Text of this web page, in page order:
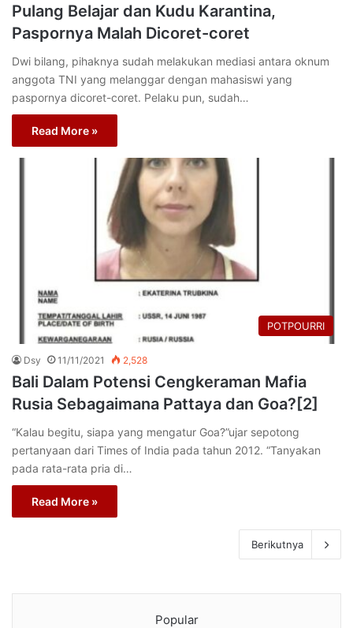
Pulang Belajar dan Kudu Karantina,
Paspornya Malah Dicoret-coret
Dwi bilang, pihaknya sudah melakukan mediasi antara oknum
anggota TNI yang melanggar dengan mahasiswi yang
paspornya dicoret-coret. Pelaku pun, sudah…
Read More »
POTPOURRI
Dsy 11/11/2021 2,528
Bali Dalam Potensi Cengkeraman Mafia
Rusia Sebagaimana Pattaya dan Goa?[2]
“Kalau begitu, siapa yang mengatur Goa?”ujar sepotong
pertanyaan dari Times of India pada tahun 2012. “Tanyakan
pada rata-rata pria di…
Read More »
Berikutnya
Popular